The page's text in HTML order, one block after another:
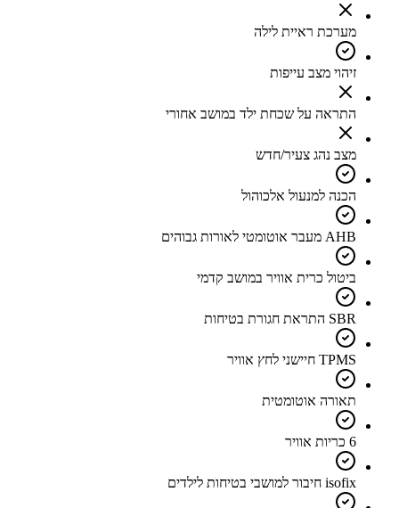
מערכת ראיית לילה
זיהוי מצב עייפות
התראה על שכחת ילד במושב אחורי
מצב נהג צעיר/חדש
הכנה למנעול אלכוהול
AHB מעבר אוטומטי לאורות גבוהים
ביטול כרית אוויר במושב קדמי
SBR התראת חגורת בטיחות
TPMS חיישני לחץ אוויר
תאורה אוטומטית
6 כריות אוויר
isofix חיבור למושבי בטיחות לילדים